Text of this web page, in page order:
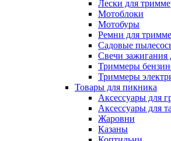
Лески для
Мотоблоки
Мотобуры
Ремни для
Садовые
Свечи зажигания
Триммеры
Триммеры
Товары для пикника
Аксессуары для
Аксессуары для
Жаровни
Казаны